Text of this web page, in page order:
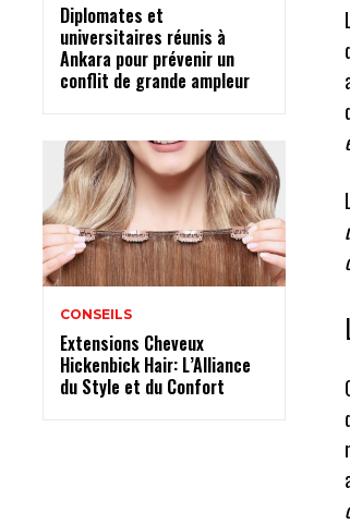
Diplomates et
universitaires réunis à
Ankara pour prévenir un
conflit de grande ampleur
CONSEILS
Extensions Cheveux
Hickenbick Hair: L’Alliance
du Style et du Confort